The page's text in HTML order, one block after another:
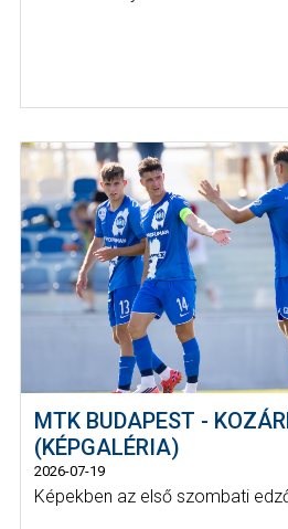
MTK BUDAPEST -
(KÉPGALÉRIA)
2026-07-19
Képekben az első szombati